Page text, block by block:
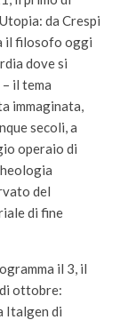
da Crespi
il filosofo oggi
dove si
il tema
immaginata,
secoli, a
operaio di
del
di fine
il 3, il
ottobre:
Italgen di